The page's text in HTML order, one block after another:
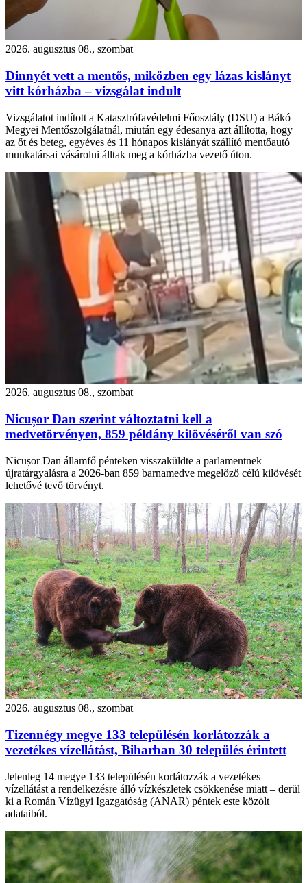
2026. augusztus 08., szombat
Dinnyét vett a mentős, miközben egy lázas kislányt
vitt kórházba – vizsgálat indult
Vizsgálatot indított a Katasztrófavédelmi Főosztály (DSU) a Bákó
Megyei Mentőszolgálatnál, miután egy édesanya azt állította, hogy
az őt és beteg, egyéves és 11 hónapos kislányát szállító mentőautó
munkatársai vásárolni álltak meg a kórházba vezető úton.
2026. augusztus 08., szombat
Nicușor Dan szerint változtatni kell a
medvetörvényen, 859 példány kilövéséről van szó
Nicușor Dan államfő pénteken visszaküldte a parlamentnek
újratárgyalásra a 2026-ban 859 barnamedve megelőző célú kilövését
lehetővé tevő törvényt.
2026. augusztus 08., szombat
Tizennégy megye 133 településén korlátozzák a
vezetékes vízellátást, Biharban 30 település érintett
Jelenleg 14 megye 133 településén korlátozzák a vezetékes
vízellátást a rendelkezésre álló vízkészletek csökkenése miatt – derül
ki a Román Vízügyi Igazgatóság (ANAR) péntek este közölt
adataiból.